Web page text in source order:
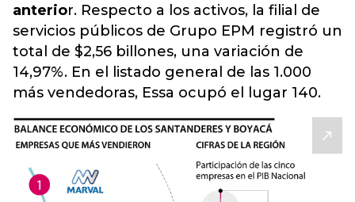
anterior. Respecto a los activos, la filial de
servicios públicos de Grupo EPM registró un
total de $2,56 billones, una variación de
14,97%. En el listado general de las 1.000
más vendedoras, Essa ocupó el lugar 140.